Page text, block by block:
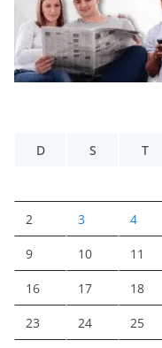
D
S T
2 3 4
9 10 11
16 17 18
23 24 25